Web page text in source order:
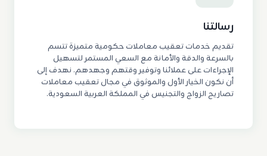
رسالتنا
تقديم خدمات تعقيب معاملات حكومية متميزة تتسم
بالسرعة والدقة والأمانة مع السعي المستمر لتسهيل
الإجراءات على عملائنا وتوفير وقتهم وجهدهم. نهدف إلى
أن نكون الخيار الأول والموثوق في مجال تعقيب معاملات
تصاريح الزواج والتجنيس في المملكة العربية السعودية.